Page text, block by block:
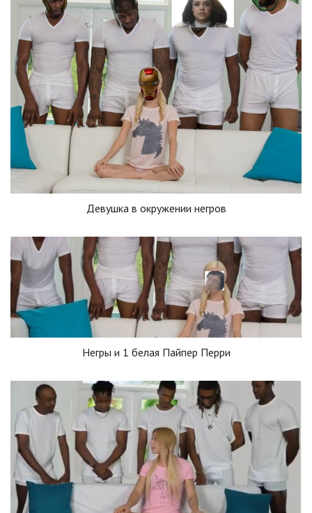
Девушка в окружении негров
Негры и 1 белая Пайпер Перри